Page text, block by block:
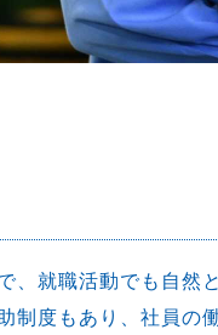
、就職活動でも自然
制度もあり、社員の